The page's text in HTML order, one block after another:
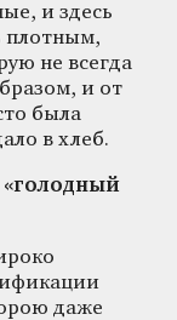
и здесь
плотным,
не всегда
и от
была
в хлеб.
даже